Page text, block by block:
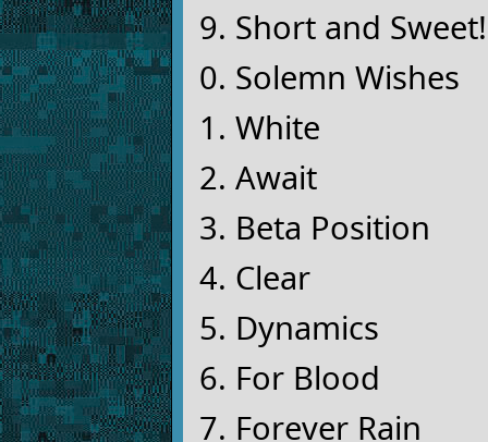
Short and Sweet!
Solemn Wishes
White
Await
Beta Position
Clear
Dynamics
For Blood
Forever Rain